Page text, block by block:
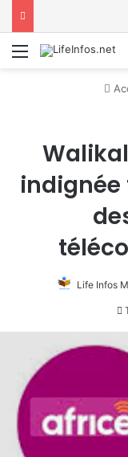
Menu
indignée
Life Infos